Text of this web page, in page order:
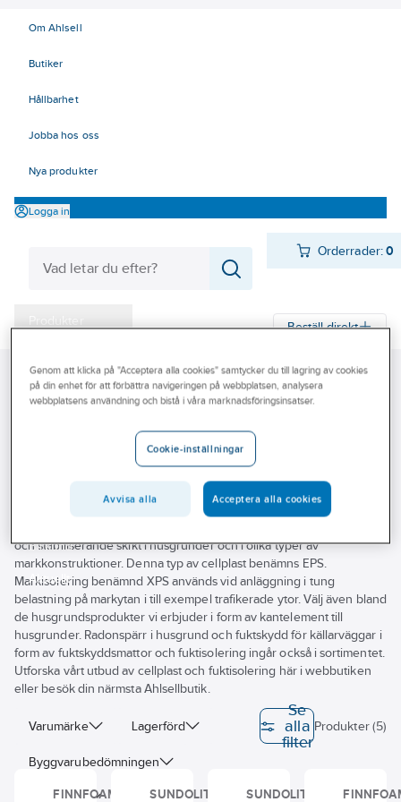
Om Ahlsell
Butiker
Hållbarhet
Jobba hos oss
Nya produkter
Logga in
Orderrader:0
Produkter
Kampanjer
Bli kund
Aktuellt
Beställ direkt
Ahlsell Produkter VA & Mark Cellplast och husgrund
Cellplast
Markisolering XPS
Markisolering XPS
och stabiliserande skikt i husgrunder och i olika typer av
markkonstruktioner. Denna typ av cellplast benämns EPS.
Markisolering benämnd XPS används vid anläggning i tung
belastning på markytan i till exempel trafikerade ytor. Välj även bland
de husgrundsprodukter vi erbjuder i form av kantelement till
husgrunder. Radonspärr i husgrund och fuktskydd för källarväggar i
form av fuktskyddsmattor och fuktisolering ingår också i sortimentet.
Utforska vårt utbud av cellplast och fuktisolering här i webbutiken
eller besök din närmsta Ahlsellbutik.
Varumärke Lagerförd
Byggvarubedömningen
Sunda hus BASTA
Se
alla
filter
Produkter (5)
FINNFOAM SUNDOLITT SUNDOLITT
Genom att klicka på "Acceptera alla cookies" samtycker du till lagring av cookies
på din enhet för att förbättra navigeringen på webbplatsen, analysera
webbplatsens användning och bistå i våra marknadsföringsinsatser.
Cookie-inställningar
Avvisa alla Acceptera alla cookies